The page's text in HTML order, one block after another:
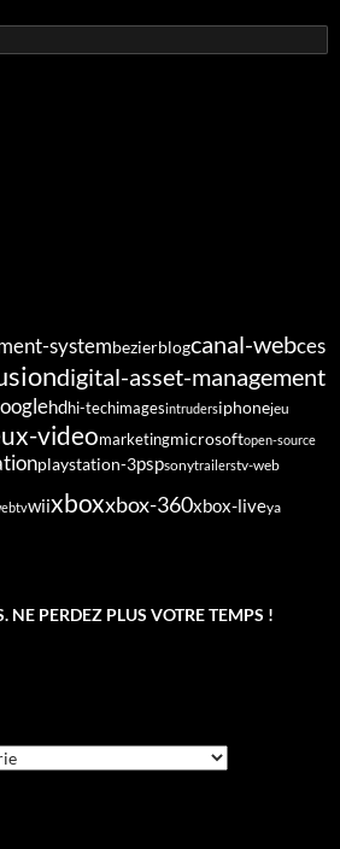
systembezierblogcanal-webces
digital-asset-management
hdhi-techimagesintrudersiphonejeu
videomarketingmicrosoftopen-source
playstation-3pspsonytrailerstv-web
wiixboxxbox-360xbox-liveya
NE PERDEZ PLUS VOTRE TEMPS !